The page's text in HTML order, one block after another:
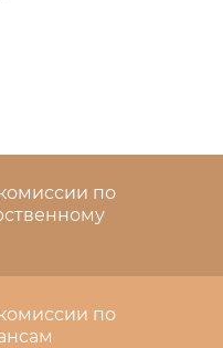
по
по